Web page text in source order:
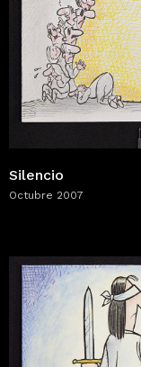
Silencio
Octubre 2007